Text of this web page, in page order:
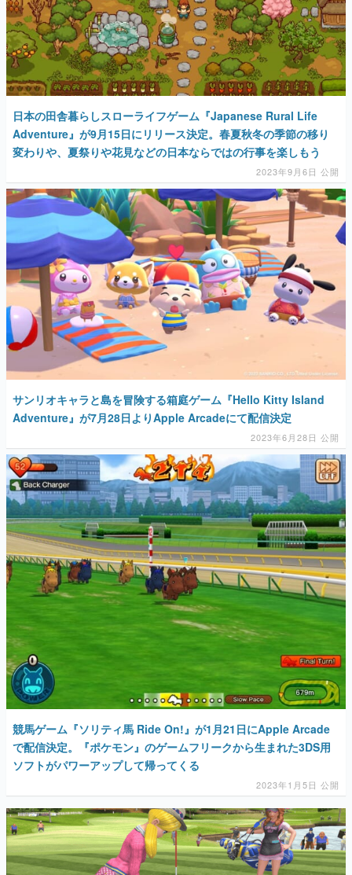
日本の田舎暮らしスローライフゲーム『Japanese Rural Life
Adventure』が9月15日にリリース決定。春夏秋冬の季節の移り
変わりや、夏祭りや花見などの日本ならではの行事を楽しもう
2023年9月6日 公開
サンリオキャラと島を冒険する箱庭ゲーム『Hello Kitty Island
Adventure』が7月28日よりApple Arcadeにて配信決定
2023年6月28日 公開
競馬ゲーム『ソリティ馬 Ride On!』が1月21日にApple Arcade
で配信決定。『ポケモン』のゲームフリークから生まれた3DS用
ソフトがパワーアップして帰ってくる
2023年1月5日 公開